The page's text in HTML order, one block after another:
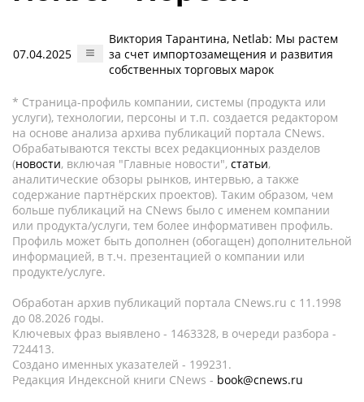
07.04.2025
Виктория Тарантина, Netlab: Мы растем
за счет импортозамещения и развития
собственных торговых марок
* Страница-профиль компании, системы (продукта или
услуги), технологии, персоны и т.п. создается редактором
на основе анализа архива публикаций портала CNews.
Обрабатываются тексты всех редакционных разделов
(новости, включая "Главные новости", статьи,
аналитические обзоры рынков, интервью, а также
содержание партнёрских проектов). Таким образом, чем
больше публикаций на CNews было с именем компании
или продукта/услуги, тем более информативен профиль.
Профиль может быть дополнен (обогащен) дополнительной
информацией, в т.ч. презентацией о компании или
продукте/услуге.
Обработан архив публикаций портала CNews.ru c 11.1998
до 08.2026 годы.
Ключевых фраз выявлено - 1463328, в очереди разбора -
724413.
Создано именных указателей - 199231.
Редакция Индексной книги CNews - book@cnews.ru